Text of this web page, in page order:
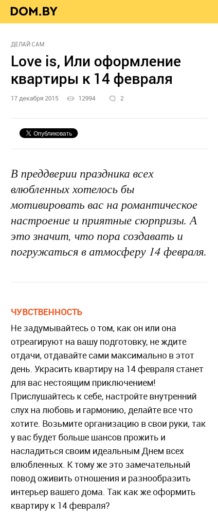
ДЕЛАЙ САМ
Love is, Или оформление
квартиры к 14 февраля
17 декабря 2015 12994 2
В преддверии праздника всех
влюбленных хотелось бы
мотивировать вас на романтическое
настроение и приятные сюрпризы. А
это значит, что пора создавать и
погружаться в атмосферу 14 февраля.
ЧУВСТВЕННОСТЬ
Не задумывайтесь о том, как он или она
отреагируют на вашу подготовку, не ждите
отдачи, отдавайте сами максимально в этот
день. Украсить квартиру на 14 февраля станет
для вас нестоящим приключением!
Прислушайтесь к себе, настройте внутренний
слух на любовь и гармонию, делайте все что
хотите. Возьмите организацию в свои руки, так
у вас будет больше шансов прожить и
насладиться своим идеальным Днем всех
влюбленных. К тому же это замечательный
повод оживить отношения и разнообразить
интерьер вашего дома. Так как же оформить
квартиру к 14 февраля?